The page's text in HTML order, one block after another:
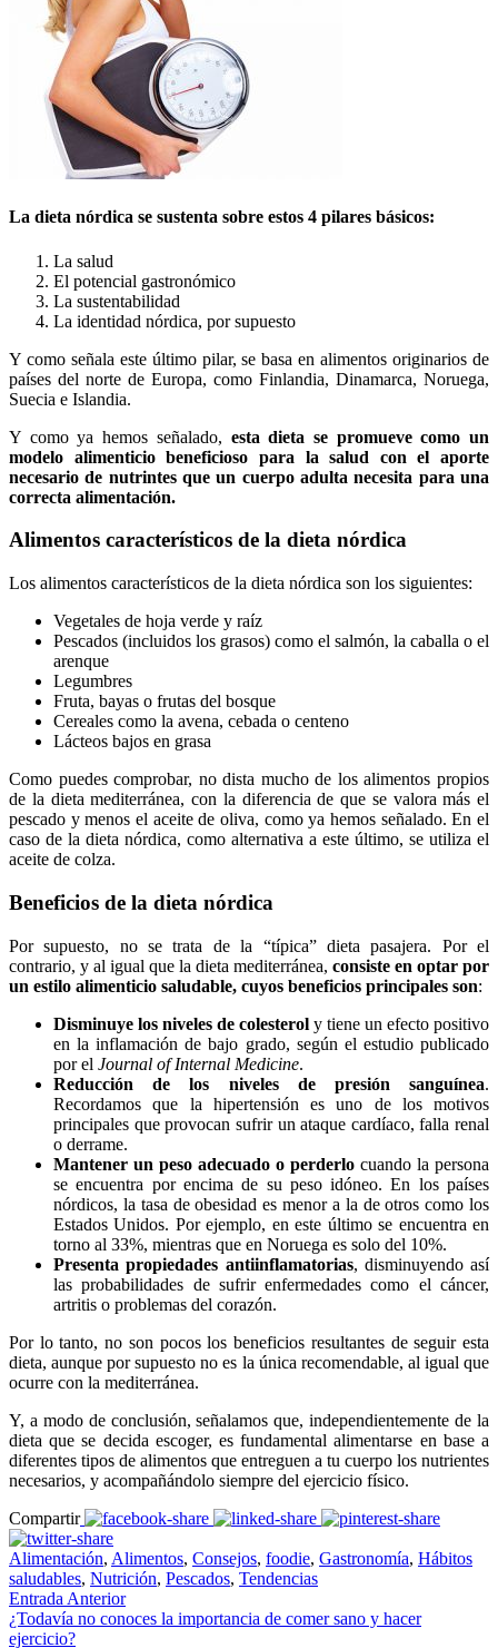
La dieta nórdica se sustenta sobre estos 4 pilares básicos:
La salud
El potencial gastronómico
La sustentabilidad
La identidad nórdica, por supuesto
Y como señala este último pilar, se basa en alimentos originarios de
países del norte de Europa, como Finlandia, Dinamarca, Noruega,
Suecia e Islandia.
Y como ya hemos señalado, esta dieta se promueve como un
modelo alimenticio beneficioso para la salud con el aporte
necesario de nutrintes que un cuerpo adulta necesita para una
correcta alimentación.
Alimentos característicos de la dieta nórdica
Los alimentos característicos de la dieta nórdica son los siguientes:
Vegetales de hoja verde y raíz
Pescados (incluidos los grasos) como el salmón, la caballa o el
arenque
Legumbres
Fruta, bayas o frutas del bosque
Cereales como la avena, cebada o centeno
Lácteos bajos en grasa
Como puedes comprobar, no dista mucho de los alimentos propios
de la dieta mediterránea, con la diferencia de que se valora más el
pescado y menos el aceite de oliva, como ya hemos señalado. En el
caso de la dieta nórdica, como alternativa a este último, se utiliza el
aceite de colza.
Beneficios de la dieta nórdica
Por supuesto, no se trata de la “típica” dieta pasajera. Por el
contrario, y al igual que la dieta mediterránea, consiste en optar por
un estilo alimenticio saludable, cuyos beneficios principales son:
Disminuye los niveles de colesterol y tiene un efecto positivo
en la inflamación de bajo grado, según el estudio publicado
por el Journal of Internal Medicine.
Reducción de los niveles de presión sanguínea.
Recordamos que la hipertensión es uno de los motivos
principales que provocan sufrir un ataque cardíaco, falla renal
o derrame.
Mantener un peso adecuado o perderlo cuando la persona
se encuentra por encima de su peso idóneo. En los países
nórdicos, la tasa de obesidad es menor a la de otros como los
Estados Unidos. Por ejemplo, en este último se encuentra en
torno al 33%, mientras que en Noruega es solo del 10%.
Presenta propiedades antiinflamatorias, disminuyendo así
las probabilidades de sufrir enfermedades como el cáncer,
artritis o problemas del corazón.
Por lo tanto, no son pocos los beneficios resultantes de seguir esta
dieta, aunque por supuesto no es la única recomendable, al igual que
ocurre con la mediterránea.
Y, a modo de conclusión, señalamos que, independientemente de la
dieta que se decida escoger, es fundamental alimentarse en base a
diferentes tipos de alimentos que entreguen a tu cuerpo los nutrientes
necesarios, y acompañándolo siempre del ejercicio físico.
Compartir
Alimentación, Alimentos, Consejos, foodie, Gastronomía, Hábitos
saludables, Nutrición, Pescados, Tendencias
Entrada Anterior
¿Todavía no conoces la importancia de comer sano y hacer
ejercicio?